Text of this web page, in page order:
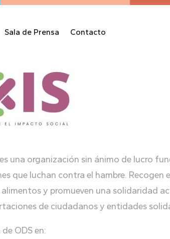
Sala de Prensa Contacto
es una organización sin ánimo de lucro
que luchan contra el hambre.
y promueven una solidaridad
de ciudadanos y entidades
ODS en: